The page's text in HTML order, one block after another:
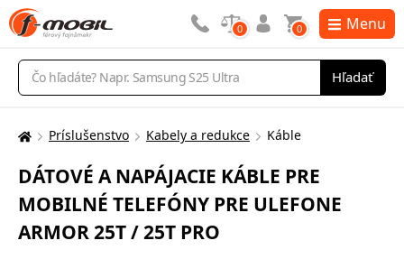
Vyhľadávanie
Hľadať
0 0 Menu
Tu
nachádzate:
Príslušenstvo Kabely a redukce Káble
DÁTOVÉ A NAPÁJACIE KÁBLE PRE
MOBILNÉ TELEFÓNY PRE ULEFONE
ARMOR 25T / 25T PRO